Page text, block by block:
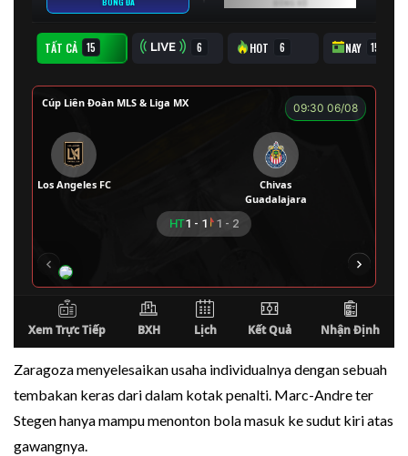
Zaragoza menyelesaikan usaha individualnya dengan sebuah
tembakan keras dari dalam kotak penalti. Marc-Andre ter
Stegen hanya mampu menonton bola masuk ke sudut kiri atas
gawangnya.